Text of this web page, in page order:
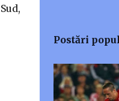
Postări